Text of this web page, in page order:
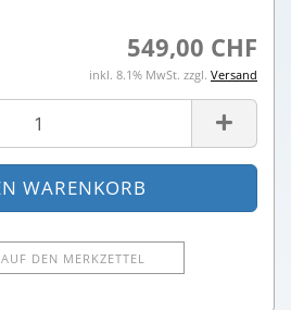
549,00 CHF
inkl. 8.1% MwSt. zzgl. Versand
AUF DEN MERKZETTEL